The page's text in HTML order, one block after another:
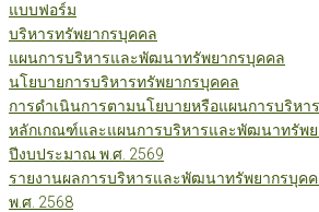
แบบฟอร์ม
บริหารทรัพยากรบุคคล
แผนการบริหารและพัฒนาทรัพยากรบุคคล
นโยบายการบริหารทรัพยากรบุคคล
การดำเนินการตามนโยบายหรือแผนการบริหา
หลักเกณฑ์และแผนการบริหารและพัฒนาทรัพย
ปีงบประมาณ พ.ศ. 2569
รายงานผลการบริหารและพัฒนาทรัพยากรบุค
พ.ศ. 2568